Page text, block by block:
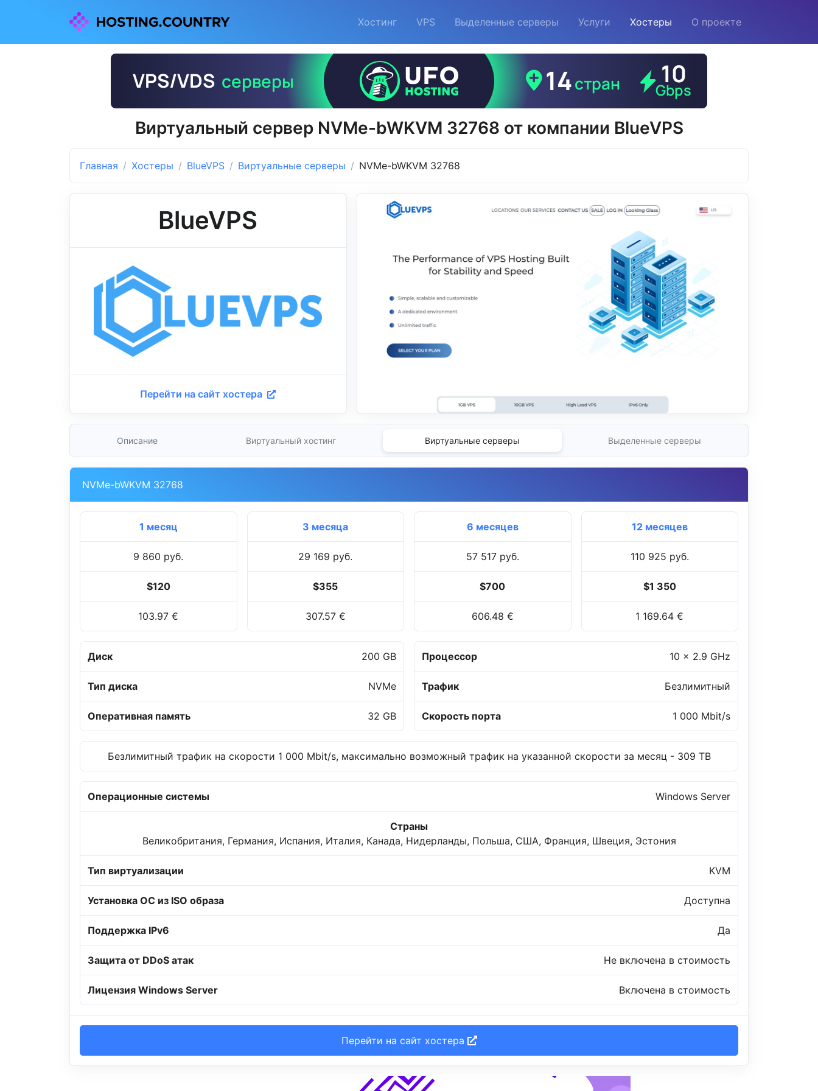
Хостинг VPS Выделенные серверы Услуги Хостеры О проекте
Виртуальный сервер NVMe-bWKVM 32768 от компании BlueVPS
Главная Хостеры BlueVPS Виртуальные серверы NVMe-bWKVM 32768
BlueVPS
Перейти на сайт хостера
Описание Виртуальный хостинг Виртуальные серверы Выделенные серверы
NVMe-bWKVM 32768
1 месяц
9 860 руб.
$120
103.97 €
3 месяца
29 169 руб.
$355
307.57 €
6 месяцев
57 517 руб.
$700
606.48 €
12 месяцев
110 925 руб.
$1 350
1 169.64 €
Диск 200 GB
Тип диска NVMe
Оперативная память 32 GB
Процессор 10 x 2.9 GHz
Трафик Безлимитный
Скорость порта 1 000 Mbit/s
Безлимитный трафик на скорости 1 000 Mbit/s, максимально возможный трафик на указанной скорости за месяц - 309 TB
Операционные системы Windows Server
Страны
Великобритания, Германия, Испания, Италия, Канада, Нидерланды, Польша, США, Франция, Швеция, Эстония
Тип виртуализации KVM
Установка ОС из ISO образа Доступна
Поддержка IPv6 Да
Защита от DDoS атак Не включена в стоимость
Лицензия Windows Server Включена в стоимость
Перейти на сайт хостера